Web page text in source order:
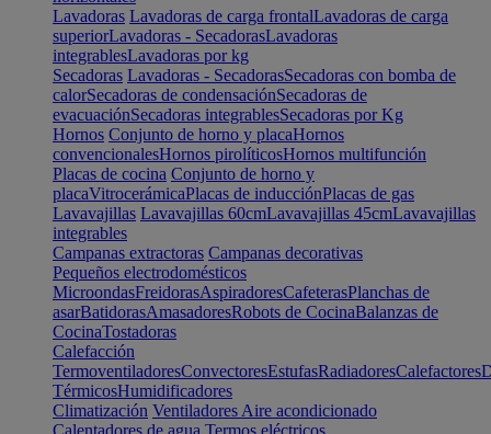
Lavadoras Lavadoras de carga frontalLavadoras de carga
superiorLavadoras - SecadorasLavadoras
integrablesLavadoras por kg
Secadoras Lavadoras - SecadorasSecadoras con bomba de
calorSecadoras de condensaciónSecadoras de
evacuaciónSecadoras integrablesSecadoras por Kg
Hornos Conjunto de horno y placaHornos
convencionalesHornos pirolíticosHornos multifunción
Placas de cocina Conjunto de horno y
placaVitrocerámicaPlacas de inducciónPlacas de gas
Lavavajillas Lavavajillas 60cmLavavajillas 45cmLavavajillas
integrables
Campanas extractoras Campanas decorativas
Pequeños electrodomésticos
MicroondasFreidorasAspiradoresCafeterasPlanchas de
asarBatidorasAmasadoresRobots de CocinaBalanzas de
CocinaTostadoras
Calefacción
TermoventiladoresConvectoresEstufasRadiadoresCalefactores
TérmicosHumidificadores
Climatización Ventiladores Aire acondicionado
Calentadores de agua Termos eléctricos